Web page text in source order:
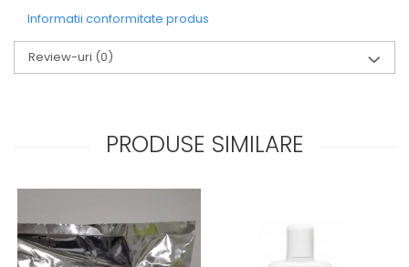
Informatii conformitate produs
Review-uri (0)
PRODUSE SIMILARE